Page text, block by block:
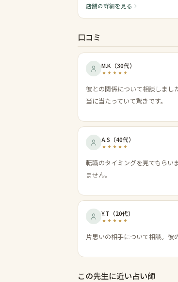
店舗の詳細を見る
口コミ
M.K （30代）
彼との関係について相談しまし
当に当たっていて驚きです。
A.S （40代）
転職のタイミングを見てもらい
ません。
Y.T （20代）
片思いの相手について相談。彼
この先生に近い占い師